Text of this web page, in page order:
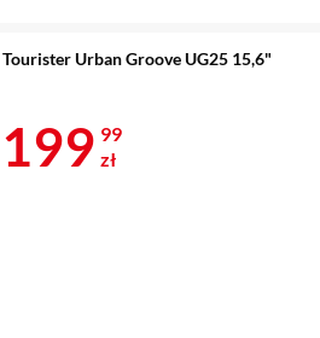
Urban Groove UG25 15,6"
Cena 199,99
199 99
zł